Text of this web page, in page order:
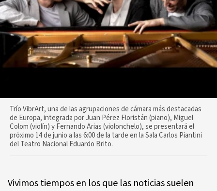
Trío VibrArt, una de las agrupaciones de cámara más destacadas
de Europa, integrada por Juan Pérez Floristán (piano), Miguel
Colom (violín) y Fernando Arias (violonchelo), se presentará el
próximo 14 de junio a las 6:00 de la tarde en la Sala Carlos Piantini
del Teatro Nacional Eduardo Brito.
Vivimos tiempos en los que las noticias suelen